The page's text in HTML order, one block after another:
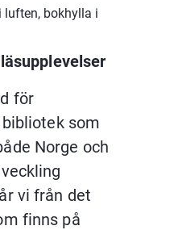
för
som
Norge och
vi från det
finns på